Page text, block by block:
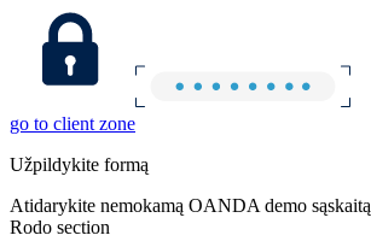
go to client zone
Užpildykite formą
Atidarykite nemokamą OANDA demo sąskaitą
Rodo section